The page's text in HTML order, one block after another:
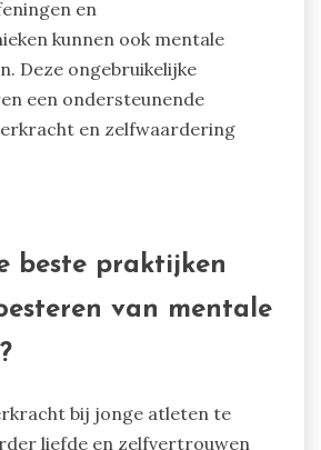
voor het koesteren van
bij jonge atleten.
praktijken
veerkracht?
door middel van
aanmoedigen bevordert
erbij horen, wat stress
en
kunnen ook mentale